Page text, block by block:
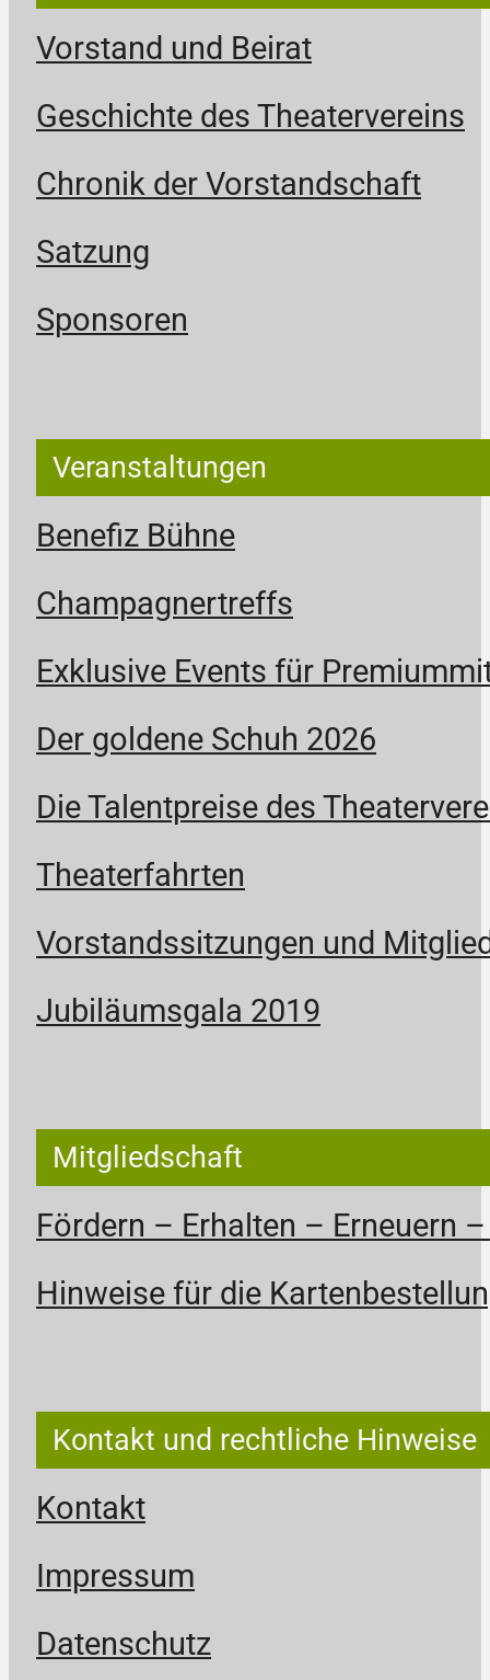
Vorstand und Beirat
Geschichte des Theatervereins
Chronik der Vorstandschaft
Satzung
Sponsoren
Veranstaltungen
Benefiz Bühne
Champagnertreffs
Exklusive Events für
Der goldene Schuh 2026
Die Talentpreise des
Theaterfahrten
Vorstandssitzungen und
Jubiläumsgala 2019
Mitgliedschaft
Fördern – Erhalten – Erneuern
Hinweise für die
Kontakt und rechtliche Hinweise
Kontakt
Impressum
Datenschutz